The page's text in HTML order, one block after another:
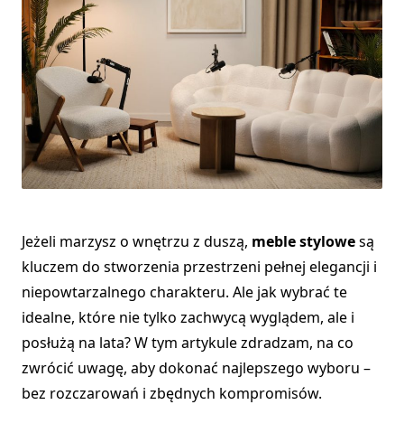
Jeżeli marzysz o wnętrzu z duszą, meble stylowesą
kluczem do stworzenia przestrzeni pełnej elegancji i
niepowtarzalnego charakteru. Ale jak wybrać te
idealne, które nie tylko zachwycą wyglądem, ale i
posłużą na lata? W tym artykule zdradzam, na co
zwrócić uwagę, aby dokonać najlepszego wyboru –
bez rozczarowań i zbędnych kompromisów.